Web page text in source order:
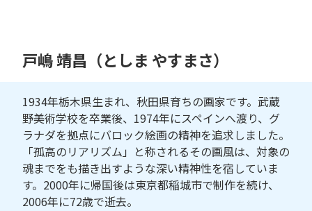
戸嶋 靖昌（としま やすまさ）
1934年栃木県生まれ、秋田県育ちの画家です。武蔵
野美術学校を卒業後、1974年にスペインへ渡り、グ
ラナダを拠点にバロック絵画の精神を追求しました。
「孤高のリアリズム」と称されるその画風は、対象の
魂までをも描き出すような深い精神性を宿していま
す。2000年に帰国後は東京都稲城市で制作を続け、
2006年に72歳で逝去。